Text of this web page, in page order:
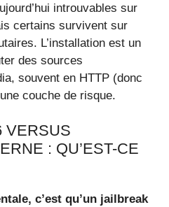
introuvables sur
certains survivent sur
L’installation est un
des sources
souvent en HTTP (donc
couche de risque.
VERSUS
: QU’EST-CE
c’est qu’un jailbreak